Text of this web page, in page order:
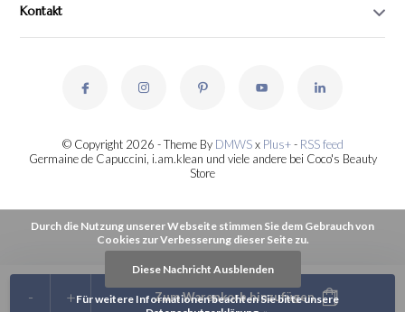
+
- Zum Warenkorb hinzufügen
Kontakt
© Copyright 2026 - Theme By DMWSx Plus+- RSS feed
Germaine de Capuccini, i.am.klean und viele andere bei Coco's Beauty
Store
Durch die Nutzung unserer Webseite stimmen Sie dem Gebrauch von
Cookies zur Verbesserung dieser Seite zu.
Diese Nachricht Ausblenden
Für weitere Informationen beachten Sie bitte unsere